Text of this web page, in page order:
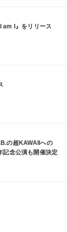
am I』をリリース
の超KAWAIIへの
記念公演も開催決定